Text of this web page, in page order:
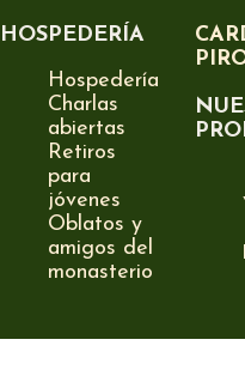
HOSPEDERÍA
Hospedería
Charlas
abiertas
Retiros
para
jóvenes
Oblatos y
amigos del
monasterio